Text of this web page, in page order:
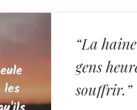
“La
gens
souffrir.”